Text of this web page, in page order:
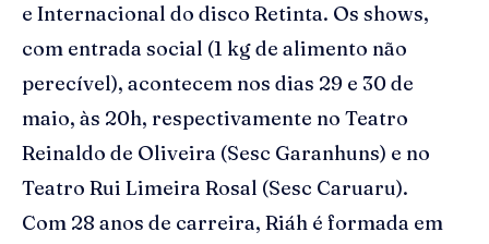
e Internacional do disco Retinta. Os shows,
com entrada social (1 kg de alimento não
perecível), acontecem nos dias 29 e 30 de
maio, às 20h, respectivamente no Teatro
Reinaldo de Oliveira (Sesc Garanhuns) e no
Teatro Rui Limeira Rosal (Sesc Caruaru).
Com 28 anos de carreira, Riáh é formada em